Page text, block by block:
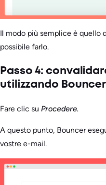
Il modo più semplice è quello
possibile farlo.
Passo 4:
utilizzando Bouncer
Fare clic su Procedere.
A questo punto, Bouncer
vostre e-mail.